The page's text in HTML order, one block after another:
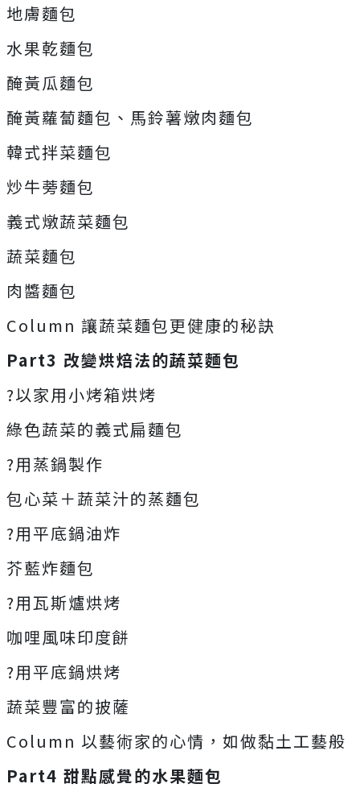
地膚麵包
水果乾麵包
醃黃瓜麵包
醃黃蘿蔔麵包、馬鈴薯燉肉麵包
韓式拌菜麵包
炒牛蒡麵包
義式燉蔬菜麵包
蔬菜麵包
肉醬麵包
Column 讓蔬菜麵包更健康的秘訣
Part3 改變烘焙法的蔬菜麵包
?以家用小烤箱烘烤
綠色蔬菜的義式扁麵包
?用蒸鍋製作
包心菜＋蔬菜汁的蒸麵包
?用平底鍋油炸
芥藍炸麵包
?用瓦斯爐烘烤
咖哩風味印度餅
?用平底鍋烘烤
蔬菜豐富的披薩
Column 以藝術家的心情，如做黏土工藝般
Part4 甜點感覺的水果麵包